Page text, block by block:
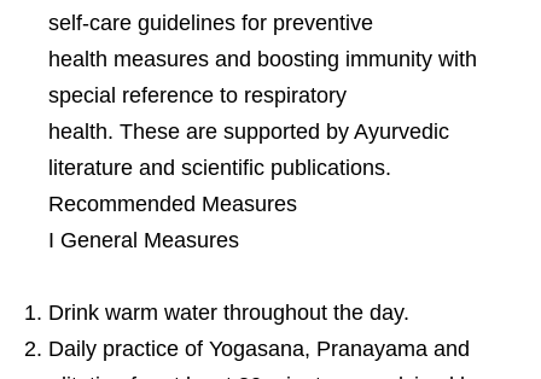
self-care guidelines for preventive
health measures and boosting immunity with
special reference to respiratory
health. These are supported by Ayurvedic
literature and scientific publications.
Recommended Measures
I General Measures
Drink warm water throughout the day.
Daily practice of Yogasana, Pranayama and